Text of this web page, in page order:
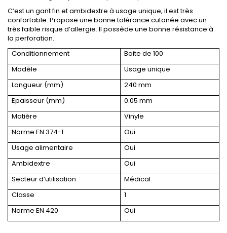
C’est un gant fin et ambidextre à usage unique, il est très
confortable. Propose une bonne tolérance cutanée avec un
très faible risque d’allergie. Il possède une bonne résistance à
la perforation.
Conditionnement
Boite de 100
Modèle
Usage unique
Longueur (mm)
240 mm
Epaisseur (mm)
0.05 mm
Matière
Vinyle
Norme EN 374-1
Oui
Usage alimentaire
Oui
Ambidextre
Oui
Secteur d’utilisation
Médical
Classe
1
Norme EN 420
Oui